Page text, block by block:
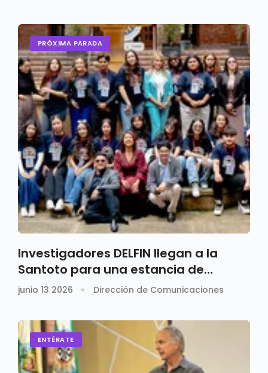
PRÓXIMA PARADA
Investigadores DELFIN llegan a la
Santoto para una estancia de
investigación
junio 13 2026 Dirección de Comunicaciones
ENTÉRATE